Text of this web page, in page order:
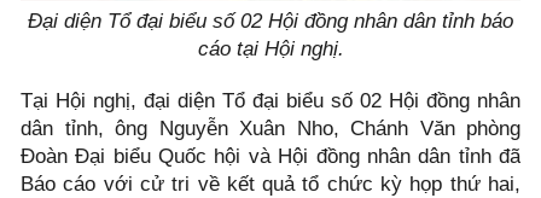
Đại diện Tổ đại biểu số 02 Hội đồng nhân dân tỉnh báo
cáo tại Hội nghị.
Tại Hội nghị, đại diện Tổ đại biểu số 02 Hội đồng nhân
dân tỉnh, ông Nguyễn Xuân Nho, Chánh Văn phòng
Đoàn Đại biểu Quốc hội và Hội đồng nhân dân tỉnh đã
Báo cáo với cử tri về kết quả tổ chức kỳ họp thứ hai,